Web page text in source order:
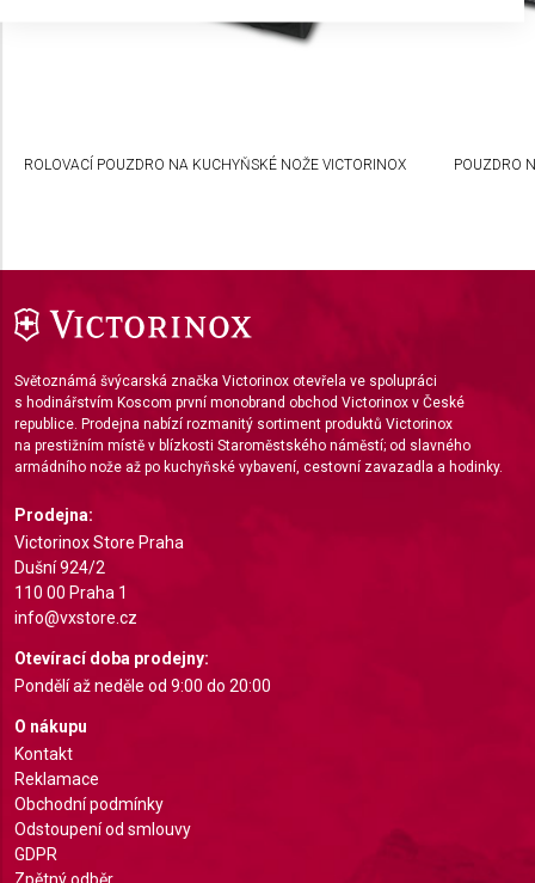
ROLOVACÍ POUZDRO NA KUCHYŇSKÉ NOŽE VICTORINOX POUZDRO
Světoznámá švýcarská značka Victorinox otevřela ve spolupráci
s hodinářstvím Koscom první monobrand obchod Victorinox v České
republice. Prodejna nabízí rozmanitý sortiment produktů Victorinox
na prestižním místě v blízkosti Staroměstského náměstí; od slavného
armádního nože až po kuchyňské vybavení, cestovní zavazadla a hodinky.
Prodejna:
Victorinox Store Praha
Dušní 924/2
110 00 Praha 1
info@vxstore.cz
Otevírací doba prodejny:
Pondělí až neděle od 9:00 do 20:00
O nákupu
Kontakt
Reklamace
Obchodní podmínky
Odstoupení od smlouvy
GDPR
Zpětný odběr
Store and/or access information on a device
Measure advertising performance
Measure content performance
Understand audiences through statistics or
combinations of data from different sources
Develop and improve services
Use limited data to select content
IAB Special Features:
Identify devices based on information actively
Non-IAB processing purposes:
Necessary
Performance